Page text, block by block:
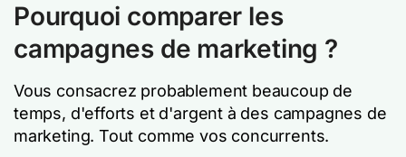
Pourquoi comparer les
campagnes de marketing ?
Vous consacrez probablement beaucoup de
temps, d'efforts et d'argent à des campagnes de
marketing. Tout comme vos concurrents.